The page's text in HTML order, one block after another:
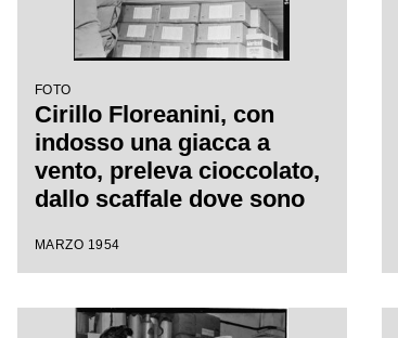
FOTO
Cirillo Floreanini, con
indosso una giacca a
vento, preleva cioccolato,
dallo scaffale dove sono
conforto, nel magazzino
l'equipaggiamento per la
MARZO 1954